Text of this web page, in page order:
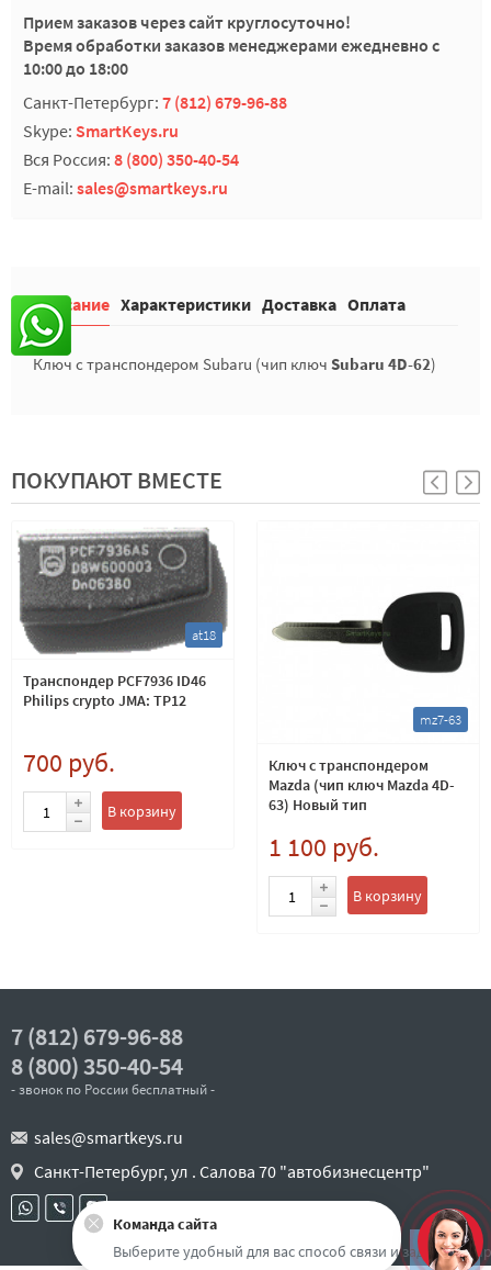
Прием заказов через сайт круглосуточно!
Время обработки заказов менеджерами ежедневно с
10:00 до 18:00
Санкт-Петербург: 7 (812) 679-96-88
Skype: SmartKeys.ru
Вся Россия: 8 (800) 350-40-54
E-mail: sales@smartkeys.ru
Описание Характеристики Доставка Оплата
Ключ с транспондером Subaru (чип ключ Subaru 4D-62)
ПОКУПАЮТ ВМЕСТЕ
at18
Транспондер PCF7936 ID46
Philips crypto JMA: TP12
700 руб.
В корзину
mz7-63
Ключ с транспондером
Mazda (чип ключ Mazda 4D-
63) Новый тип
1 100 руб.
В корзину
7 (812) 679-96-88
8 (800) 350-40-54
- звонок по России бесплатный -
sales@smartkeys.ru
Санкт-Петербург, ул . Салова 70 "автобизнесцентр"
Наверх
Команда сайта
Выберите удобный для вас способ связи и задайте